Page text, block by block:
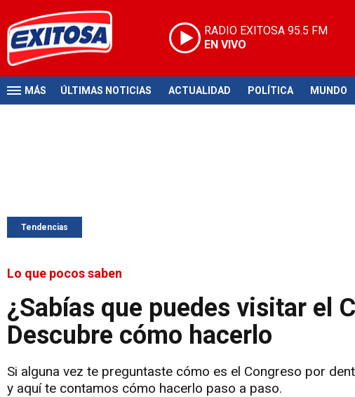
RADIO EXITOSA 95.5 FM
EN VIVO
MÁS ÚLTIMAS NOTICIAS ACTUALIDAD POLÍTICA MUNDO
Tendencias
Lo que pocos saben
¿Sabías que puedes visitar el
Descubre cómo hacerlo
Si alguna vez te preguntaste cómo es el Congreso por
y aquí te contamos cómo hacerlo paso a paso.